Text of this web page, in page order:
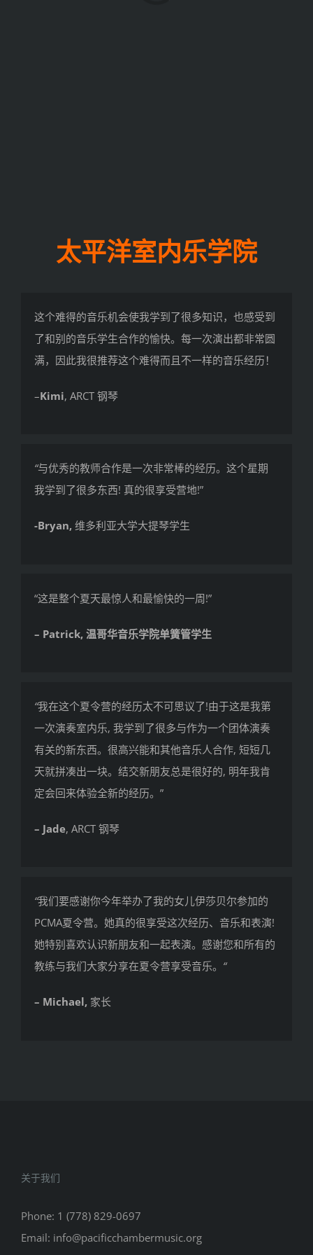
太平洋室内乐学院
这个难得的音乐机会使我学到了很多知识，也感受到
了和别的音乐学生合作的愉快。每一次演出都非常圆
满， 因此我很推荐这个难得而且不一样的音乐经历！
–Kimi, ARCT 钢琴
“与优秀的教师合作是一次非常棒的经历。这个星期
我学到了很多东西! 真的很享受营地!”
-Bryan,维多利亚大学大提琴学生
“这是整个夏天最惊人和最愉快的一周!”
– Patrick, 温哥华音乐学院单簧管学生
“我在这个夏令营的经历太不可思议了!由于这是我第
一次演奏室内乐, 我学到了很多与作为一个团体演奏
有关的新东西。很高兴能和其他音乐人合作, 短短几
天就拼凑出一块。结交新朋友总是很好的, 明年我肯
定会回来体验全新的经历。”
– Jade, ARCT 钢琴
“我们要感谢你今年举办了我的女儿伊莎贝尔参加的
PCMA夏令营。她真的很享受这次经历、音乐和表演!
她特别喜欢认识新朋友和一起表演。感谢您和所有的
教练与我们大家分享在夏令营享受音乐。 “
– Michael, 家长
关于我们
Phone: 1 (778) 829-0697
Email: info@pacificchambermusic.org